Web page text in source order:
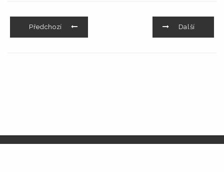
Předchozí Další